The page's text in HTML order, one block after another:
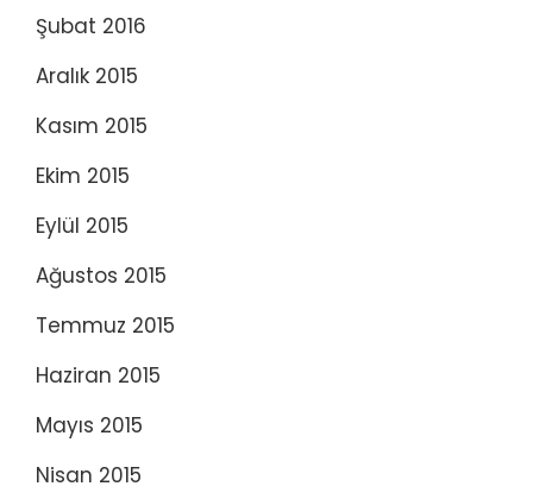
Şubat 2016
Aralık 2015
Kasım 2015
Ekim 2015
Eylül 2015
Ağustos 2015
Temmuz 2015
Haziran 2015
Mayıs 2015
Nisan 2015